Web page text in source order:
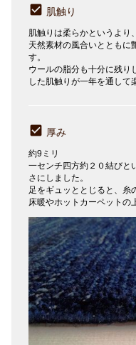
肌触り
肌触りは柔らかというより
天然素材の風合いとともに
す。
ウールの脂分も十分に残り
した肌触りが一年を通して
厚み
約9ミリ
一センチ四方約２０結びと
さにしました。
足をギュッととじると、糸
床暖やホットカーペットの